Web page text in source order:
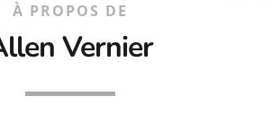
À PROPOS DE
Vernier